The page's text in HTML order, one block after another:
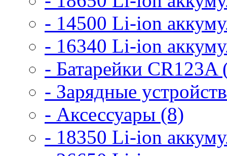
- 14500 Li-ion
- 16340 Li-ion
- Батарейки CR123A
- Зарядные
- Аксессуары (8)
- 18350 Li-ion